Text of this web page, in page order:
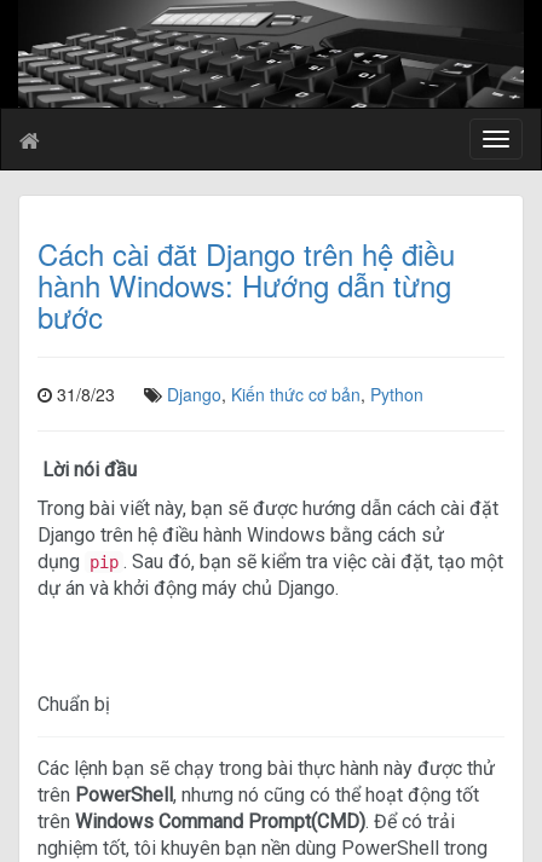
T
o
g
n
Cách cài đăt Django trên hệ điều
hành Windows: Hướng dẫn từng
bước
31/8/23 Django, Kiến thức cơ bản, Python
Lời nói đầu
Trong bài viết này, bạn sẽ được hướng dẫn cách cài đặt
Django trên hệ điều hành Windows bằng cách sử
dụng
pip . Sau đó, bạn sẽ kiểm tra việc cài đặt, tạo một
dự án và khởi động máy chủ Django.
Chuẩn bị
Các lệnh bạn sẽ chạy trong bài thực hành này được thử
trên PowerShell , nhưng nó cũng có thể hoạt động tốt
trên Windows Command Prompt(CMD). Để có trải
nghiệm tốt, tôi khuyên bạn nền dùng PowerShell trong